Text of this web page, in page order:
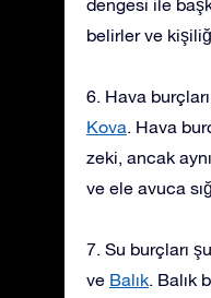
dengesi ile
belirler ve
6. Hava
Kova. Hava
zeki, ancak
ve ele avuca
7. Su burçları
ve Balık. Balık